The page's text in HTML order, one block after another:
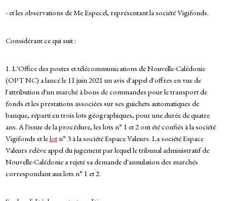
- et les observations de Me Especel, représentant la société Vigifonds.
Considérant ce qui suit :
1. L'Office des postes et télécommunications de Nouvelle-Calédonie
(OPT NC) a lancé le 11 juin 2021 un avis d'appel d'offres en vue de
l'attribution d'un marché à bons de commandes pour le transport de
fonds et les prestations associées sur ses guichets automatiques de
banque, réparti en trois lots géographiques, pour une durée de quatre
ans. A l'issue de la procédure, les lots n° 1 et 2 ont été confiés à la société
Vigifonds et lelotn° 3 à la société Espace Valeurs. La société Espace
Valeurs relève appel du jugement par lequel le tribunal administratif de
Nouvelle-Calédonie a rejeté sa demande d'annulation des marchés
correspondant aux lots n° 1 et 2.